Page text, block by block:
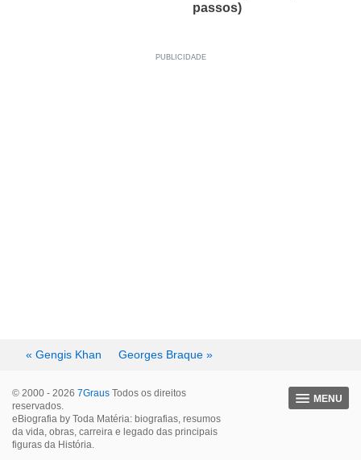
passos)
« Gengis Khan Georges Braque »
MENU
© 2000 - 2026 7Graus Todos os direitos
reservados.
eBiografia by Toda Matéria: biografias, resumos
da vida, obras, carreira e legado das principais
figuras da História.